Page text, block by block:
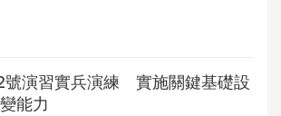
號演習實兵演練 實施關鍵基礎設
能力